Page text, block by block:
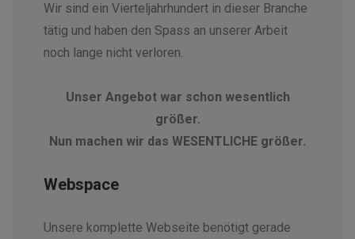
Wir sind ein Vierteljahrhundert in dieser Branche
tätig und haben den Spass an unserer Arbeit
noch lange nicht verloren.
Unser Angebot war schon wesentlich
größer.
Nun machen wir das WESENTLICHE größer.
Webspace
Unsere komplette Webseite benötigt gerade